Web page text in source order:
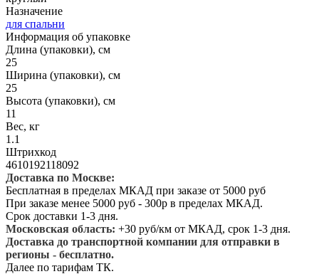
Назначение
для спальни
Информация об упаковке
Длина (упаковки), см
25
Ширина (упаковки), см
25
Высота (упаковки), см
11
Вес, кг
1.1
Штрихкод
4610192118092
Доставка по Москве:
Бесплатная в пределах МКАД при заказе от 5000 руб
При заказе менее 5000 руб - 300р в пределах МКАД.
Срок доставки 1-3 дня.
Московская область: +30 руб/км от МКАД, срок 1-3 дня.
Доставка до транспортной компании для отправки в
регионы - бесплатно.
Далее по тарифам ТК.